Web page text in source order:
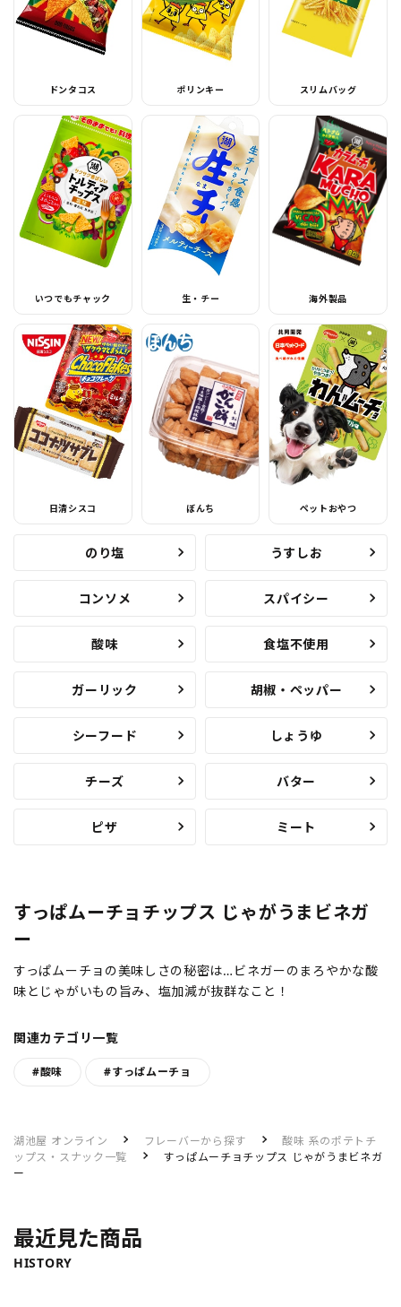
ドンタコス ポリンキー スリムバッグ
いつでもチャック 生・チー 海外製品
日清シスコ ぼんち ペットおやつ
のり塩 うすしお
コンソメ スパイシー
酸味 食塩不使用
ガーリック 胡椒・ペッパー
シーフード しょうゆ
チーズ バター
ピザ ミート
すっぱムーチョチップス じゃがうまビネガ
ー
すっぱムーチョの美味しさの秘密は…ビネガーのまろやかな酸
味とじゃがいもの旨み、塩加減が抜群なこと！
関連カテゴリ一覧
#酸味 #すっぱムーチョ
湖池屋 オンライン フレーバーから探す
酸味 系のポテトチ
ップス・スナック一覧
すっぱムーチョチップス じゃがうまビネガ
ー
最近見た商品
HISTORY